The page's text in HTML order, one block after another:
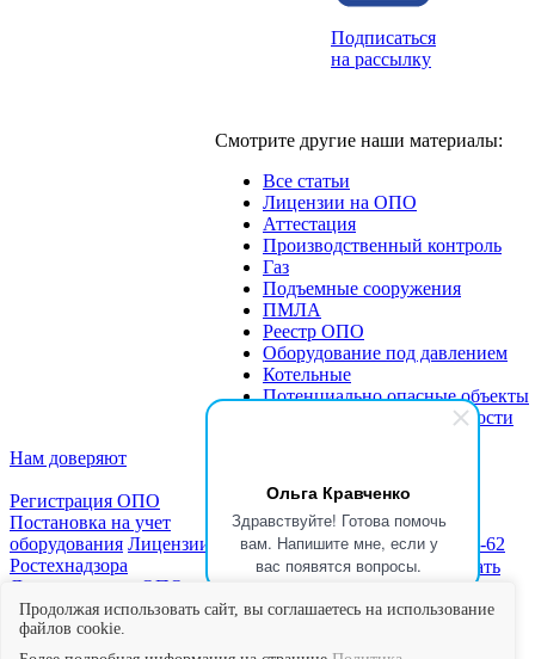
Ольга Кравченко
Здравствуйте! Готова помочь
вам. Напишите мне, если у
вас появятся вопросы.
Подписаться
на рассылку
Смотрите другие наши материалы:
Все статьи
Лицензии на ОПО
Аттестация
Производственный контроль
Газ
Подъемные сооружения
ПМЛА
Реестр ОПО
Оборудование под давлением
Котельные
Потенциально опасные объекты
Экспертиза промбезопасности
Нам доверяют
Регистрация ОПО
Постановка на учет
оборудования Лицензии
Ростехнадзора
Документы для ОПО
Отчет о
производственном
контроле
Экспертиза
Новости Статьи
Скачать
документов Мы
+7 (999) 333-79-62
★★★★★
Читать
отзывы в Яндекс
Картах
Продолжая использовать сайт, вы соглашаетесь на использование
файлов cookie.